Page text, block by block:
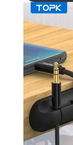
66,60 €.